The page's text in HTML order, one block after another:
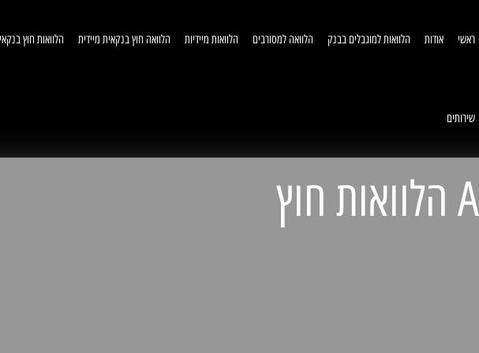
ראשי אודות הלוואות למוגבלים בבנק הלוואה למסורבים הלוואות מיידיות הלוואה חוץ בנקאית מיידית הלוואות חוץ
שירותים
ADAMSHARON הלוואות חוץ